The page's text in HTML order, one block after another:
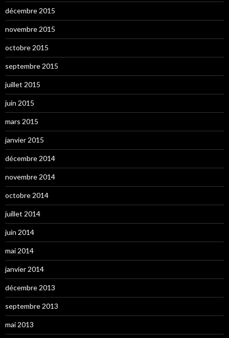
décembre 2015
novembre 2015
octobre 2015
septembre 2015
juillet 2015
juin 2015
mars 2015
janvier 2015
décembre 2014
novembre 2014
octobre 2014
juillet 2014
juin 2014
mai 2014
janvier 2014
décembre 2013
septembre 2013
mai 2013